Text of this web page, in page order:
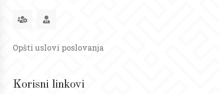
Opšti uslovi poslovanja
Korisni linkovi